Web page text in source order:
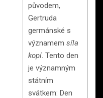
původem,
Gertruda
germánské s
významem síla
kopí. Tento den
je významným
státním
svátkem: Den